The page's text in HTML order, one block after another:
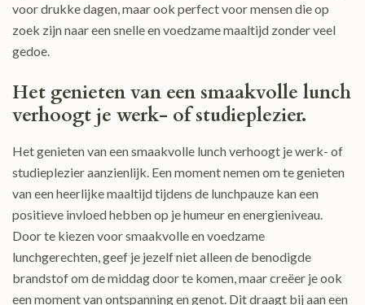
voor drukke dagen, maar ook perfect voor mensen die op
zoek zijn naar een snelle en voedzame maaltijd zonder veel
gedoe.
Het genieten van een smaakvolle lunch
verhoogt je werk- of studieplezier.
Het genieten van een smaakvolle lunch verhoogt je werk- of
studieplezier aanzienlijk. Een moment nemen om te genieten
van een heerlijke maaltijd tijdens de lunchpauze kan een
positieve invloed hebben op je humeur en energieniveau.
Door te kiezen voor smaakvolle en voedzame
lunchgerechten, geef je jezelf niet alleen de benodigde
brandstof om de middag door te komen, maar creëer je ook
een moment van ontspanning en genot. Dit draagt bij aan een